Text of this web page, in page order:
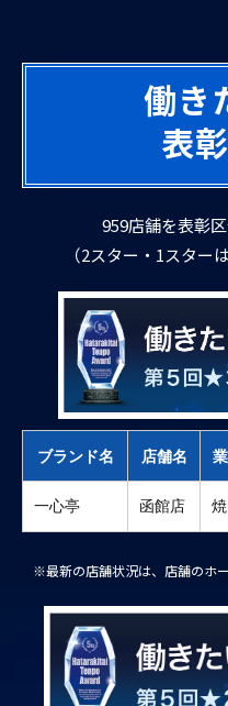
働き
表
959店舗を表彰
（2スター・1スター
ブランド名 店舗名
一心亭 函館店
※最新の店舗状況は、店舗のホ